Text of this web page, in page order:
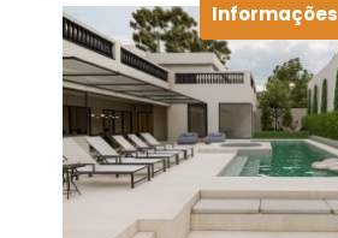
Informações